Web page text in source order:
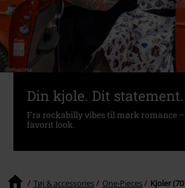
Din kjole. Dit statement.
Fra rockabilly vibes til mørk romance –
favorit look.
Tøj & accessories One-Pieces Kjoler